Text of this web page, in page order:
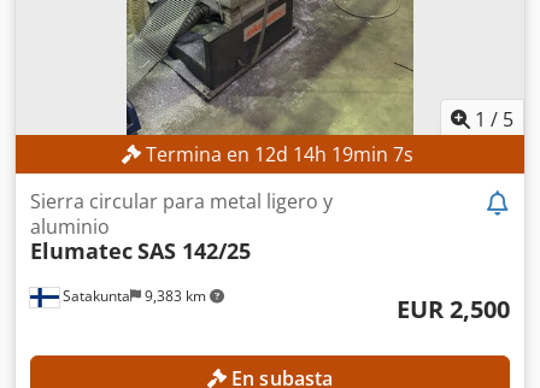
1 / 5
Termina en 12d 14h 19min 5s
Satakunta 9,383 km
Sierra circular para metal ligero y
aluminio
ElumatecSAS 142/25
EUR 2,500
En subasta